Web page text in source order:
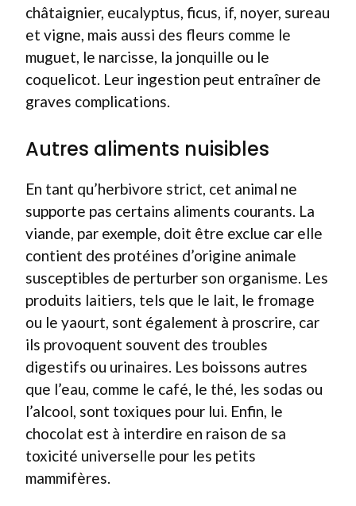
châtaignier, eucalyptus, ficus, if, noyer, sureau
et vigne, mais aussi des fleurs comme le
muguet, le narcisse, la jonquille ou le
coquelicot. Leur ingestion peut entraîner de
graves complications.
Autres aliments nuisibles
En tant qu’herbivore strict, cet animal ne
supporte pas certains aliments courants. La
viande, par exemple, doit être exclue car elle
contient des protéines d’origine animale
susceptibles de perturber son organisme. Les
produits laitiers, tels que le lait, le fromage
ou le yaourt, sont également à proscrire, car
ils provoquent souvent des troubles
digestifs ou urinaires. Les boissons autres
que l’eau, comme le café, le thé, les sodas ou
l’alcool, sont toxiques pour lui. Enfin, le
chocolat est à interdire en raison de sa
toxicité universelle pour les petits
mammifères.